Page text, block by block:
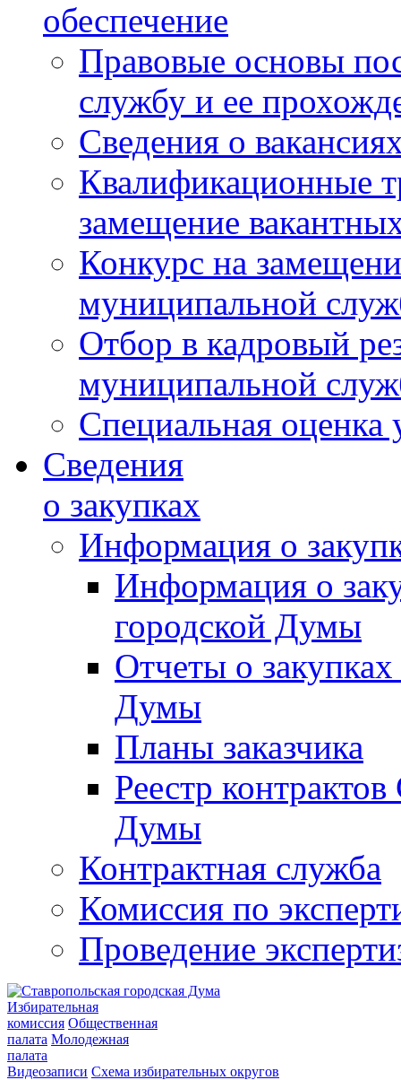
обеспечение
Правовые основы
службу и ее
Сведения о
Квалификационные
замещение
Конкурс на
муниципальной
Отбор в кадровый
муниципальной
Специальная оценка
Сведения
о закупках
Информация о
Информация о
городской Думы
Отчеты о
Думы
Планы заказчика
Реестр
Думы
Контрактная служба
Комиссия по
Проведение
Избирательная
комиссия Общественная
палата Молодежная
палата
Видеозаписи Схема избирательных округов